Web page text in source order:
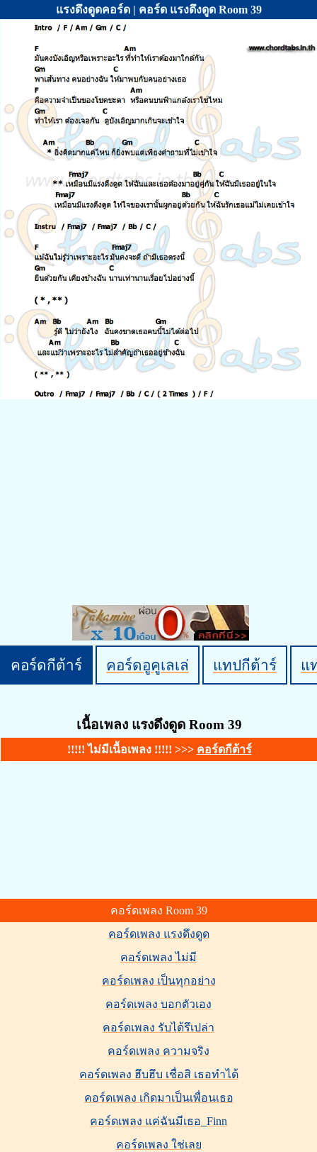
แรงดึงดูดคอร์ด | คอร์ด แรงดึงดูด Room 39
คอร์ดกีต้าร์ คอร์ดอูคูเลเล่ แทปกีต้าร์ แ
เนื้อเพลง แรงดึงดูด Room 39
!!!!! ไม่มีเนื้อเพลง !!!!! >>> คอร์ดกีต้าร์
คอร์ดเพลง Room 39
คอร์ดเพลง แรงดึงดูด
คอร์ดเพลง ไม่มี
คอร์ดเพลง เป็นทุกอย่าง
คอร์ดเพลง บอกตัวเอง
คอร์ดเพลง รับได้รึเปล่า
คอร์ดเพลง ความจริง
คอร์ดเพลง ฮึบฮึบ เชื่อสิ เธอทำได้
คอร์ดเพลง เกิดมาเป็นเพื่อนเธอ
คอร์ดเพลง แค่ฉันมีเธอ_Finn
คอร์ดเพลง ใช่เลย